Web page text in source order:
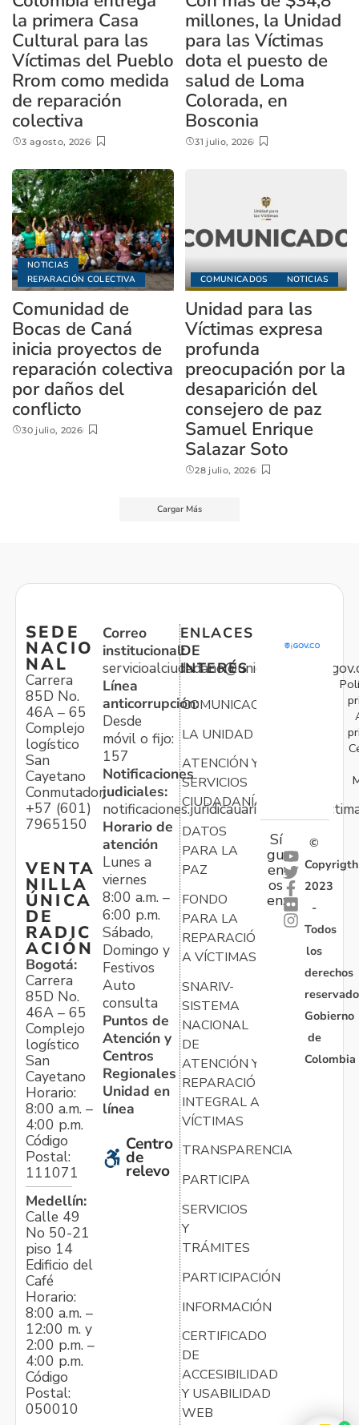
la primera Casa
Cultural para las
Víctimas del Pueblo
Rrom como medida
de reparación
colectiva
3 agosto, 2026
millones, la Unidad
para las Víctimas
dota el puesto de
salud de Loma
Colorada, en
Bosconia
31 julio, 2026
NOTICIAS
REPARACIÓN COLECTIVA
Comunidad de
Bocas de Caná
inicia proyectos de
reparación colectiva
por daños del
conflicto
30 julio, 2026
COMUNICADOS NOTICIAS
Unidad para las
Víctimas expresa
profunda
preocupación por la
desaparición del
consejero de paz
Samuel Enrique
Salazar Soto
28 julio, 2026
Cargar Más
SEDE
NACIO
NAL
Carrera
85D No.
46A – 65
Complejo
logístico
San
Cayetano
Conmutador:
+57 (601)
7965150
VENTA
NILLA
ÚNICA
DE
RADIC
ACIÓN
Bogotá:
Carrera
85D No.
46A – 65
Complejo
logístico
San
Cayetano
Horario:
8:00 a.m. –
4:00 p.m.
Código
Postal:
111071
Medellín:
Calle 49
No 50-21
piso 14
Edificio del
Café
Horario:
8:00 a.m. –
12:00 m. y
2:00 p.m. –
4:00 p.m.
Código
Postal:
050010
Correo
institucional:
Línea
anticorrupción:
Desde
móvil o fijo:
157
Notificaciones
judiciales:
Horario de
atención
Lunes a
viernes
8:00 a.m. –
6:00 p.m.
Sábado,
Domingo y
Festivos
Auto
consulta
Puntos de
Atención y
Centros
Regionales
Unidad en
línea
Centro
de
relevo
ENLACES
DE
INTERÉS
COMUNICACIONES
LA UNIDAD
ATENCIÓN Y
SERVICIOS
CIUDADANÍA
DATOS
PARA LA
PAZ
FONDO
PARA LA
REPARACIÓN
A VÍCTIMAS
SNARIV-
SISTEMA
NACIONAL
DE
ATENCIÓN Y
REPARACIÓN
INTEGRAL A
VÍCTIMAS
TRANSPARENCIA
PARTICIPA
SERVICIOS
Y
TRÁMITES
PARTICIPACIÓN
INFORMACIÓN
CERTIFICADO
DE
ACCESIBILIDAD
Y USABILIDAD
WEB
Sí
gu
en
os
en:
©
Copyrigth
2023
-
Todos
los
derechos
Gobierno
de
Colombia